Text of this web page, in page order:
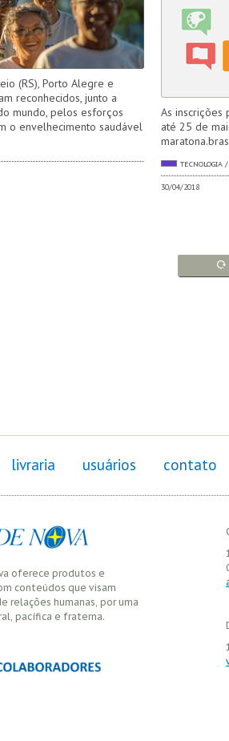
(RS), Porto Alegre e
reconhecidos, junto a
mundo, pelos esforços
o envelhecimento saudável
As inscrições
até 25 de
TECNOLOGIA
30/04/2018
livraria usuários contato
oferece produtos e
conteúdos que visam
relações humanas, por uma
pacífica e fraterna.